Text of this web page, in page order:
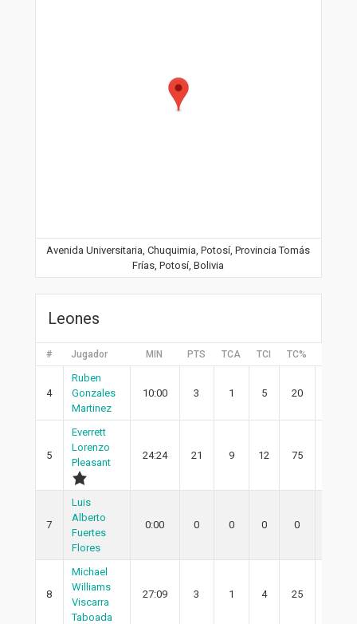
Avenida Universitaria, Chuquimia, Potosí, Provincia Tomás
Frías, Potosí, Bolivia
Leones
# Jugador MIN PTS TCA TCI TC%
4
Ruben
Gonzales
Martinez
10:00 3 1 5 20
5
Everrett
Lorenzo
Pleasant
24:24 21 9 12 75
7
Luis
Alberto
Fuertes
Flores
0:00 0 0 0 0
8
Michael
Williams
Viscarra
Taboada
27:09 3 1 4 25